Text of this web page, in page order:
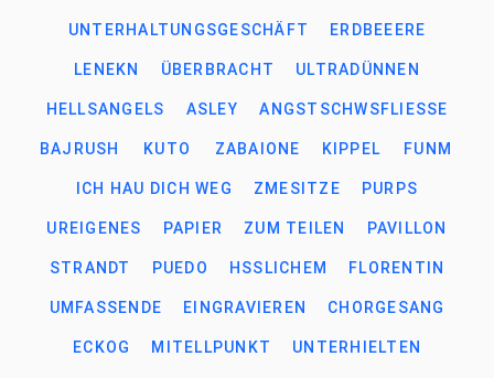
UNTERHALTUNGSGESCHÄFT ERDBEEERE
LENEKN ÜBERBRACHT ULTRADÜNNEN
HELLSANGELS ASLEY ANGSTSCHWSFLIESSE
BAJRUSH KUTO ZABAIONE KIPPEL FUNM
ICH HAU DICH WEG ZMESITZE PURPS
UREIGENES PAPIER ZUM TEILEN PAVILLON
STRANDT PUEDO HSSLICHEM FLORENTIN
UMFASSENDE EINGRAVIEREN CHORGESANG
ECKOG MITELLPUNKT UNTERHIELTEN